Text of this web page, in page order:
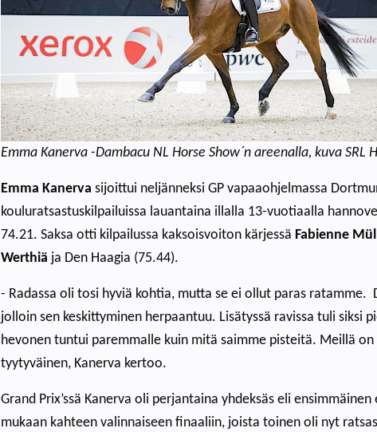
Emma Kanerva -Dambacu NL Horse Show´n areenalla, kuva SRL
Emma Kanerva sijoittui neljänneksi GP vapaaohjelmassa
kouluratsastuskilpailuissa lauantaina illalla 13-vuotiaalla
74.21. Saksa otti kilpailussa kaksoisvoiton kärjessä Fabienne
Werthiä ja Den Haagia (75.44).
- Radassa oli tosi hyviä kohtia, mutta se ei ollut paras ratamme.
jolloin sen keskittyminen herpaantuu. Lisätyssä ravissa tuli siksi
hevonen tuntui paremmalle kuin mitä saimme pisteitä. Meillä
tyytyväinen, Kanerva kertoo.
Grand Prix’ssä Kanerva oli perjantaina yhdeksäs eli
mukaan kahteen valinnaiseen finaaliin, joista toinen oli nyt